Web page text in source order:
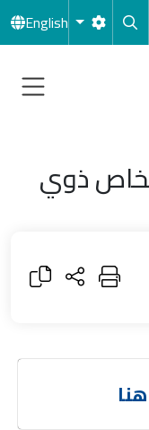
English
ذوي